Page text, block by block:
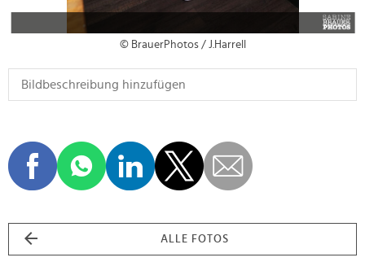
© BrauerPhotos / J.Harrell
ALLE FOTOS